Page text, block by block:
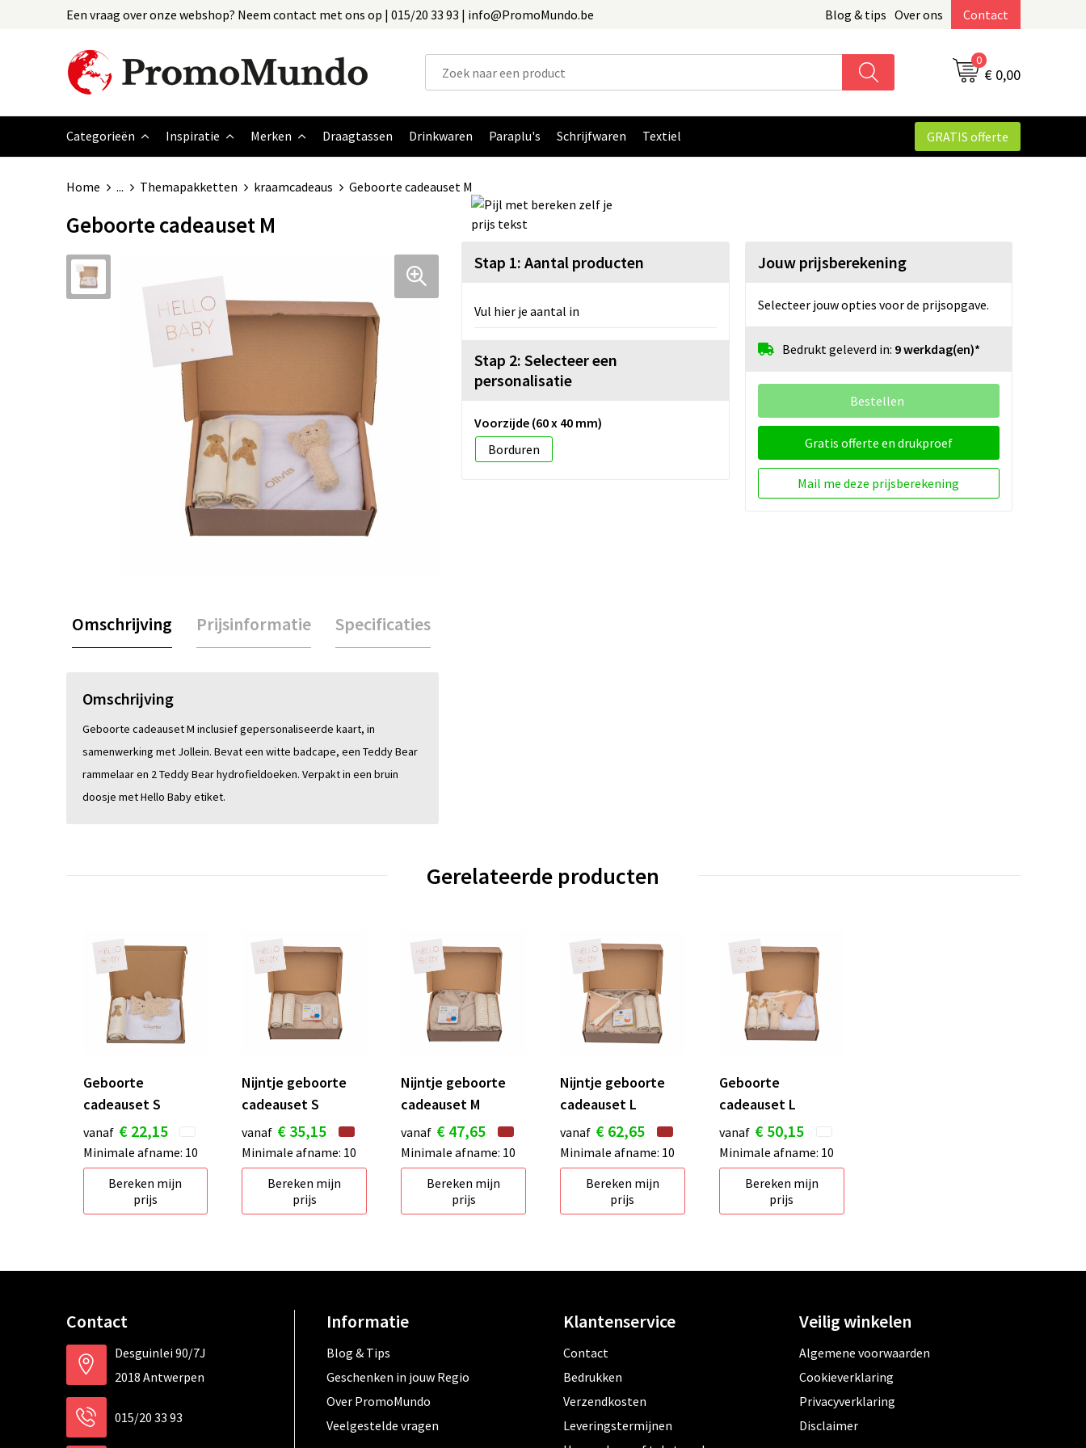
Een vraag over onze webshop? Neem contact met ons op | 015/20 33 93 | info@PromoMundo.be Blog & tips Over ons Contact
0
€ 0,00
Categorieën Inspiratie Merken Draagtassen Drinkwaren Paraplu's Schrijfwaren Textiel GRATIS offerte
Home ... Themapakketten kraamcadeaus Geboorte cadeauset M
Geboorte cadeauset M
Omschrijving Prijsinformatie Specificaties
Omschrijving
Geboorte cadeauset M inclusief gepersonaliseerde kaart, in
samenwerking met Jollein. Bevat een witte badcape, een Teddy Bear
rammelaar en 2 Teddy Bear hydrofieldoeken. Verpakt in een bruin
doosje met Hello Baby etiket.
Stap 1: Aantal producten
Vul hier je aantal in
Stap 2: Selecteer een
personalisatie
Voorzijde (60 x 40 mm)
Borduren
Jouw prijsberekening
Selecteer jouw opties voor de prijsopgave.
Bedrukt geleverd in: 9 werkdag(en)*
Bestellen
Gratis offerte en drukproef
Mail me deze prijsberekening
Gerelateerde producten
Geboorte
cadeauset S
vanaf € 22,15
Minimale afname: 10
Bereken mijn
prijs
Nijntje geboorte
cadeauset S
vanaf € 35,15
Minimale afname: 10
Bereken mijn
prijs
Nijntje geboorte
cadeauset M
vanaf € 47,65
Minimale afname: 10
Bereken mijn
prijs
Nijntje geboorte
cadeauset L
vanaf € 62,65
Minimale afname: 10
Bereken mijn
prijs
Geboorte
cadeauset L
vanaf € 50,15
Minimale afname: 10
Bereken mijn
prijs
Contact
Desguinlei 90/7J
2018 Antwerpen
015/20 33 93
Informatie
Blog & Tips
Geschenken in jouw Regio
Over PromoMundo
Veelgestelde vragen
Klantenservice
Contact
Bedrukken
Verzendkosten
Leveringstermijnen
Veilig winkelen
Algemene voorwaarden
Cookieverklaring
Privacyverklaring
Disclaimer